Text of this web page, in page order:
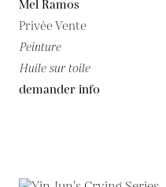
Mel Ramos
Privée Vente
Peinture
Huile sur toile
demander info